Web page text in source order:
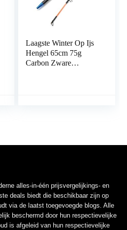
Laagste Winter Op Ijs
Hengel 65cm 75g
Carbon Zware
alles-in-één prijsvergelijkings- en
deals biedt die beschikbaar zijn op
via de laatst toegevoegde blogs. Alle
beschermd door hun respectievelijke
is afgeleid van hun respectievelijke